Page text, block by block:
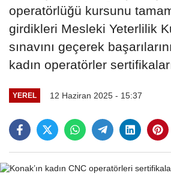
operatörlüğü kursunu
girdikleri Mesleki Yeterlilik
sınavını geçerek
kadın operatörler
YEREL 12 Haziran 2025 - 15:37